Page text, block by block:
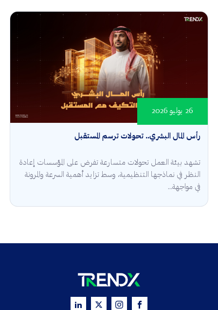
رأس المال البشري.. تحولات ترسم المستقبل
26 يوليو 2026
تشهد بيئة العمل تحولات متسارعة تفرض على المؤسسات إعادة
النظر في نماذجها التنظيمية، وسط تزايد أهمية السرعة والمرونة
في مواجهة...